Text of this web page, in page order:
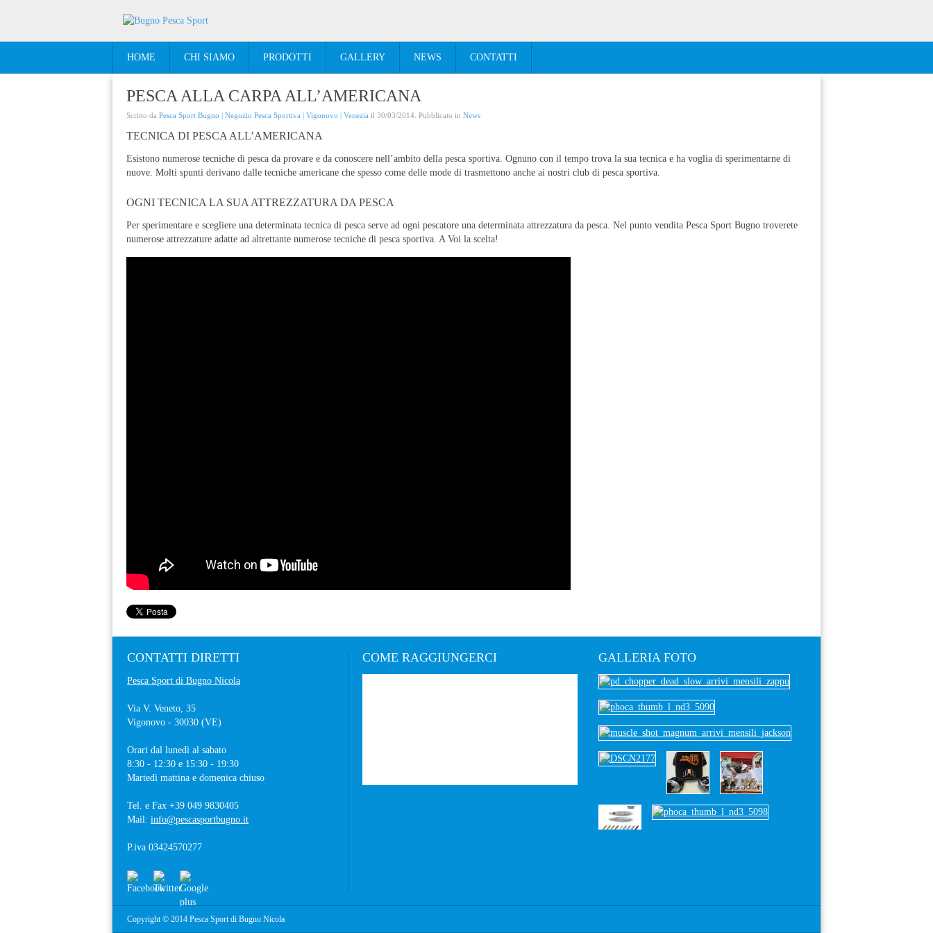
HOME CHI SIAMO PRODOTTI GALLERY NEWS CONTATTI
PESCA ALLA CARPA ALL’AMERICANA
Scritto da Pesca Sport Bugno | Negozio Pesca Sportiva | Vigonovo | Venezia il 30/03/2014 . Pubblicato in News
TECNICA DI PESCA ALL’AMERICANA
Esistono numerose tecniche di pesca da provare e da conoscere nell’ambito della pesca sportiva. Ognuno con il tempo trova la sua tecnica e ha voglia di sperimentarne di
nuove. Molti spunti derivano dalle tecniche americane che spesso come delle mode di trasmettono anche ai nostri club di pesca sportiva.
OGNI TECNICA LA SUA ATTREZZATURA DA PESCA
Per sperimentare e scegliere una determinata tecnica di pesca serve ad ogni pescatore una determinata attrezzatura da pesca. Nel punto vendita Pesca Sport Bugno troverete
numerose attrezzature adatte ad altrettante numerose tecniche di pesca sportiva. A Voi la scelta!
CONTATTI DIRETTI
Pesca Sport di Bugno Nicola
Via V. Veneto, 35
Vigonovo - 30030 (VE)
Orari dal lunedì al sabato
8:30 - 12:30 e 15:30 - 19:30
Martedì mattina e domenica chiuso
Tel. e Fax +39 049 9830405
Mail: info@pescasportbugno.it
P.iva 03424570277
COME RAGGIUNGERCI GALLERIAFOTO
Copyright © 2014 Pesca Sport di Bugno Nicola